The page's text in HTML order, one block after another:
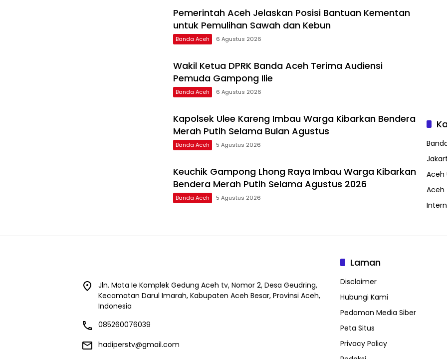
Pemerintah Aceh Jelaskan Posisi Bantuan Kementan
untuk Pemulihan Sawah dan Kebun
Banda Aceh 6 Agustus 2026
Wakil Ketua DPRK Banda Aceh Terima Audiensi
Pemuda Gampong Ilie
Banda Aceh 6 Agustus 2026
Kapolsek Ulee Kareng Imbau Warga Kibarkan Bendera
Merah Putih Selama Bulan Agustus
Banda Aceh 5 Agustus 2026
Keuchik Gampong Lhong Raya Imbau Warga Kibarkan
Bendera Merah Putih Selama Agustus 2026
Banda Aceh 5 Agustus 2026
Aceh
Aceh
Jln. Mata Ie Komplek Gedung Aceh tv, Nomor 2, Desa Geudring,
Kecamatan Darul Imarah, Kabupaten Aceh Besar, Provinsi Aceh,
Indonesia
085260076039
hadiperstv@gmail.com
Laman
Disclaimer
Hubungi Kami
Pedoman Media Siber
Peta Situs
Privacy Policy